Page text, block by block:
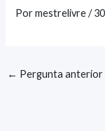
Pormestrelivre/
← Pergunta anterior